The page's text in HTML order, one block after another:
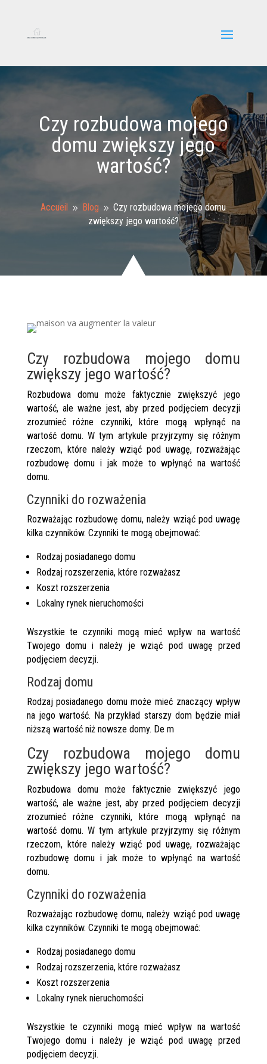
Czy rozbudowa mojego
domu zwiększy jego
wartość?
Accueil 9 Blog 9 Czy rozbudowa mojego domu
zwiększy jego wartość?
Czy rozbudowa mojego domu
zwiększy jego wartość?
Rozbudowa domu może faktycznie zwiększyć jego
wartość, ale ważne jest, aby przed podjęciem decyzji
zrozumieć różne czynniki, które mogą wpłynąć na
wartość domu. W tym artykule przyjrzymy się różnym
rzeczom, które należy wziąć pod uwagę, rozważając
rozbudowę domu i jak może to wpłynąć na wartość
domu.
Czynniki do rozważenia
Rozważając rozbudowę domu, należy wziąć pod uwagę
kilka czynników. Czynniki te mogą obejmować:
Rodzaj posiadanego domu
Rodzaj rozszerzenia, które rozważasz
Koszt rozszerzenia
Lokalny rynek nieruchomości
Wszystkie te czynniki mogą mieć wpływ na wartość
Twojego domu i należy je wziąć pod uwagę przed
podjęciem decyzji.
Rodzaj domu
Rodzaj posiadanego domu może mieć znaczący wpływ
na jego wartość. Na przykład starszy dom będzie miał
niższą wartość niż nowsze domy. De m
Czy rozbudowa mojego domu
zwiększy jego wartość?
Rozbudowa domu może faktycznie zwiększyć jego
wartość, ale ważne jest, aby przed podjęciem decyzji
zrozumieć różne czynniki, które mogą wpłynąć na
wartość domu. W tym artykule przyjrzymy się różnym
rzeczom, które należy wziąć pod uwagę, rozważając
rozbudowę domu i jak może to wpłynąć na wartość
domu.
Czynniki do rozważenia
Rozważając rozbudowę domu, należy wziąć pod uwagę
kilka czynników. Czynniki te mogą obejmować:
Rodzaj posiadanego domu
Rodzaj rozszerzenia, które rozważasz
Koszt rozszerzenia
Lokalny rynek nieruchomości
Wszystkie te czynniki mogą mieć wpływ na wartość
Twojego domu i należy je wziąć pod uwagę przed
podjęciem decyzji.